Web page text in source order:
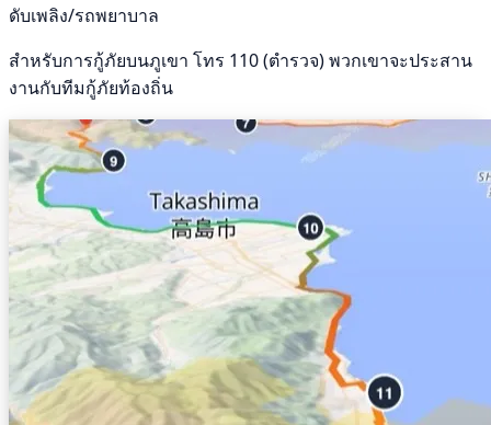
ดับเพลิง/รถพยาบาล
สำหรับการกู้ภัยบนภูเขา โทร 110 (ตำรวจ) พวกเขาจะประสาน
งานกับทีมกู้ภัยท้องถิ่น